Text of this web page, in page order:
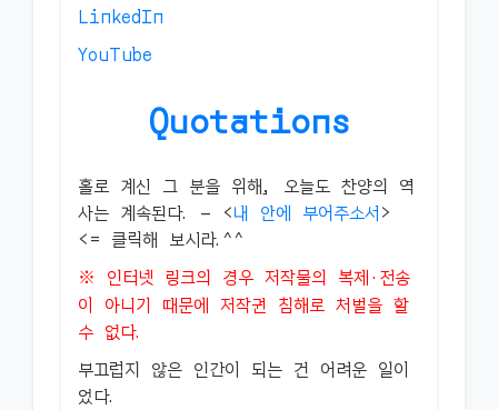
LinkedIn
YouTube
Quotations
홀로 계신 그 분을 위해, 오늘도 찬양의 역
사는 계속된다. — <내 안에 부어주소서>
<= 클릭해 보시라.^^
※ 인터넷 링크의 경우 저작물의 복제·전송
이 아니기 때문에 저작권 침해로 처벌을 할
수 없다.
부끄럽지 않은 인간이 되는 건 어려운 일이
었다.